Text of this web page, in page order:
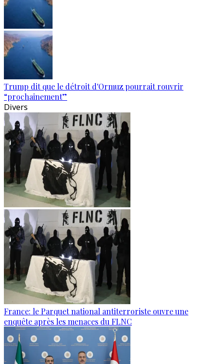
Trump dit que le détroit d'Ormuz pourrait rouvrir
“prochainement”
Divers
France: le Parquet national antiterroriste ouvre une
enquête après les menaces du FLNC